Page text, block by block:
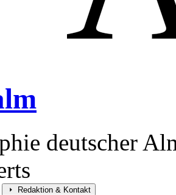
deutscher
Redaktion & Kontakt